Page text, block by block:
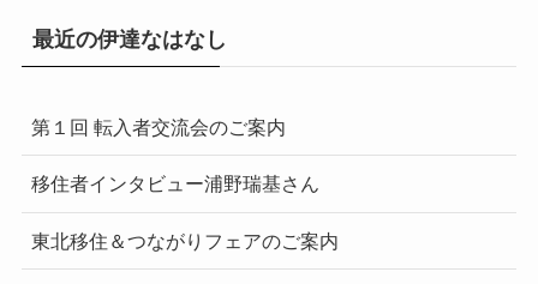
最近の伊達なはなし
第１回 転入者交流会のご案内
移住者インタビュー浦野瑞基さん
東北移住＆つながりフェアのご案内